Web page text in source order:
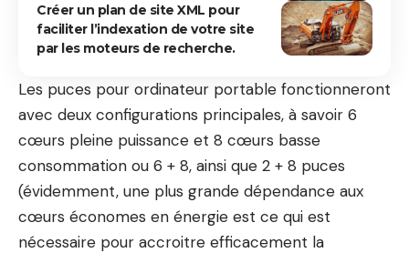
Créer un plan de site XML pour
faciliter l’indexation de votre site
par les moteurs de recherche.
Les puces pour ordinateur portable fonctionneront
avec deux configurations principales, à savoir 6
cœurs pleine puissance et 8 cœurs basse
consommation ou 6 + 8, ainsi que 2 + 8 puces
(évidemment, une plus grande dépendance aux
cœurs économes en énergie est ce qui est
nécessaire pour accroitre efficacement la